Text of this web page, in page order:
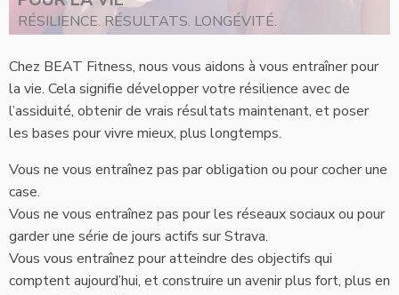
RÉSILIENCE. RÉSULTATS. LONGÉVITÉ.
Chez BEAT Fitness, nous vous aidons à vous entraîner pour
la vie. Cela signifie développer votre résilience avec de
l’assiduité, obtenir de vrais résultats maintenant, et poser
les bases pour vivre mieux, plus longtemps.
Vous ne vous entraînez pas par obligation ou pour cocher une
case.
Vous ne vous entraînez pas pour les réseaux sociaux ou pour
garder une série de jours actifs sur Strava.
Vous vous entraînez pour atteindre des objectifs qui
comptent aujourd’hui, et construire un avenir plus fort, plus en